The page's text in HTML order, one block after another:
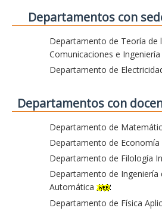
Departamentos con
Departamento de Teoría de
Comunicaciones e
Departamento de
Departamentos con
Departamento de
Departamento de Economía
Departamento de Filología
Departamento de Ingeniería
Automática
Departamento de Física